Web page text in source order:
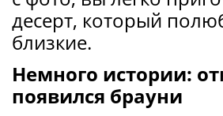
десерт, который
близкие.
Немного истории:
появился брауни